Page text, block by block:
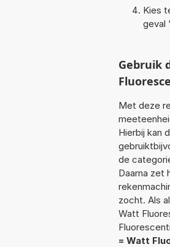
Kies
geval '
Gebruik
Met deze
Hierbij kan
de
Daarna zet
zocht. Als
Watt
= Watt